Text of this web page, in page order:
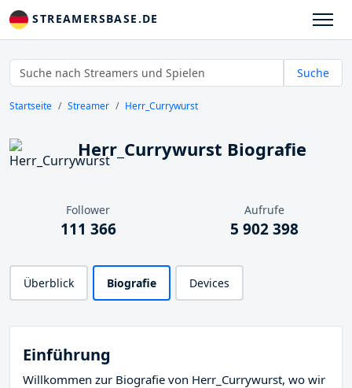
STREAMERSBASE.DE
Suche
Startseite Streamer Herr_Currywurst
Herr_Currywurst Biografie
Follower
111 366
Aufrufe
5 902 398
Überblick Biografie Devices
Einführung
Willkommen zur Biografie von Herr_Currywurst, wo wir